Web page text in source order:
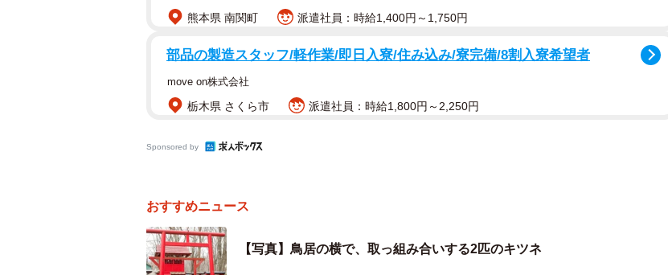
「鳥居の前に1匹キツネがいて、その様子を撮影していたら他の子がちょっかいを出して取
ーーその様子を見ていかがでしたか？
「鳥居の前にキツネがくるのが珍しく、その上おすもうみたいになって驚きましたw」
「月イチくらいで通っててまた撮れないかなぁっと狙ってはいるものの、なかなか鳥居の前
には来ないので珍しい状況だったかと思います」
ーーこれまで撮影された写真で、特にお気に入りは？
熊本県 南関町 派遣社員：時給1,400円～1,750円
部品の製造スタッフ/軽作業/即日入寮/住み込み/寮完備/8割入寮希望者
move on株式会社
栃木県 さくら市 派遣社員：時給1,800円～2,250円
Sponsored by
おすすめニュース
【写真】鳥居の横で、取っ組み合いする2匹のキツネ